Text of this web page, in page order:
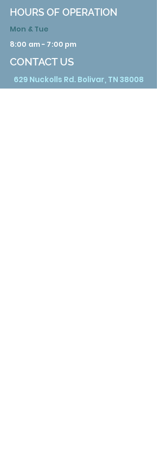
HOURS OF OPERATION
Mon & Tue
8:00 am - 7:00 pm
CONTACT US
629 Nuckolls Rd. Bolivar, TN 38008